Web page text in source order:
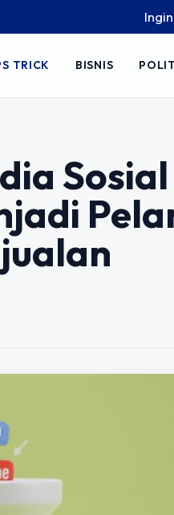
Ingin upgrade
TRICK BISNIS